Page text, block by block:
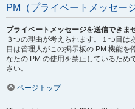
PM（プライベートメッセージ
プライベートメッセージを送信できま
３つの理由が考えられます。１つ目は
目は管理人がこの掲示板の PM 機能を
なたの PM の使用を禁止しているため
さい。
ページトップ